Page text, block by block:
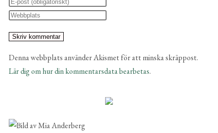
Denna webbplats använder Akismet för att minska skräppost.
Lär dig om hur din kommentarsdata bearbetas.